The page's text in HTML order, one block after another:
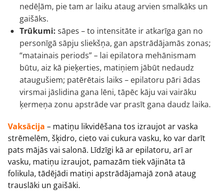
nedēļām, pie tam ar laiku ataug arvien smalkāks un
gaišāks.
Trūkumi: sāpes – to intensitāte ir atkarīga gan no
personīgā sāpju sliekšņa, gan apstrādājamās zonas;
“matainais periods” – lai epilatora mehānismam
būtu, aiz kā pieķerties, matiņiem jābūt nedaudz
ataugušiem; patērētais laiks – epilatoru pāri ādas
virsmai jāslidina gana lēni, tāpēc kāju vai vairāku
ķermeņa zonu apstrāde var prasīt gana daudz laika.
Vaksācija – matiņu likvidēšana tos izraujot ar vaska
strēmelēm, šķidro, cieto vai cukura vasku, ko var darīt
pats mājās vai salonā. Līdzīgi kā ar epilatoru, arī ar
vasku, matiņu izraujot, pamazām tiek vājināta tā
folikula, tādējādi matiņi apstrādājamajā zonā ataug
trauslāki un gaišāki.